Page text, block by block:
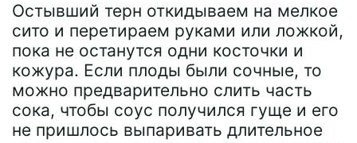
Остывший терн откидываем на мелкое
сито и перетираем руками или ложкой,
пока не останутся одни косточки и
кожура. Если плоды были сочные, то
можно предварительно слить часть
сока, чтобы соус получился гуще и его
не пришлось выпаривать длительное